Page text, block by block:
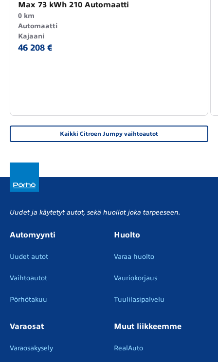
Max 73 kWh 210 Automaatti
0 km
Automaatti
Kajaani
46 208 €
Kaikki Citroen Jumpy vaihtoautot
Uudet ja käytetyt autot, sekä huollot joka tarpeeseen.
Automyynti
Uudet autot
Vaihtoautot
Pörhötakuu
Huolto
Varaa huolto
Vauriokorjaus
Tuulilasipalvelu
Varaosat
Varaosakysely
Muut liikkeemme
RealAuto